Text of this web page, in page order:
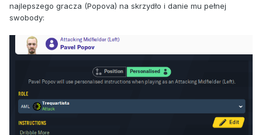
najlepszego gracza (Popova) na skrzydło i danie mu pełnej
swobody: